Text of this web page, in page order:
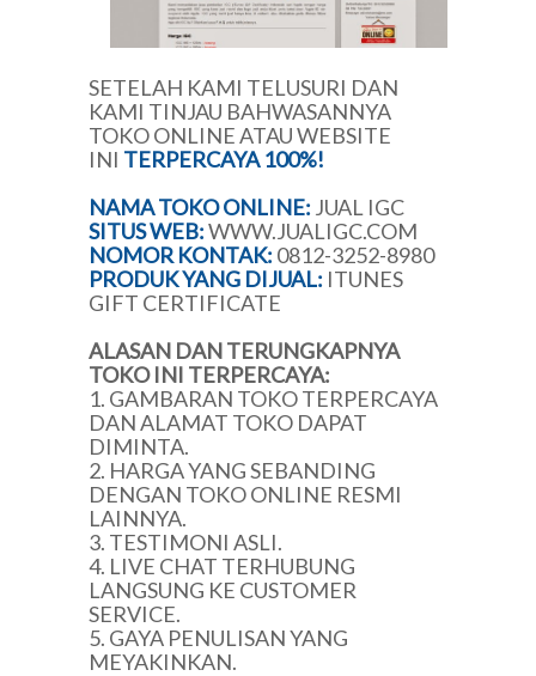
SETELAH KAMI TELUSURI DAN
KAMI TINJAU BAHWASANNYA
TOKO ONLINE ATAU WEBSITE
INI TERPERCAYA 100%!
NAMA TOKO ONLINE: JUAL IGC
SITUS WEB:WWW.JUALIGC.COM
NOMOR KONTAK: 0812-3252-8980
PRODUK YANG DIJUAL: ITUNES
GIFT CERTIFICATE
ALASAN DAN TERUNGKAPNYA
TOKO INI TERPERCAYA:
1. GAMBARAN TOKO TERPERCAYA
DAN ALAMAT TOKO DAPAT
DIMINTA.
2. HARGA YANG SEBANDING
DENGAN TOKO ONLINE RESMI
LAINNYA.
3. TESTIMONI ASLI.
4. LIVE CHAT TERHUBUNG
LANGSUNG KE CUSTOMER
SERVICE.
5. GAYA PENULISAN YANG
MEYAKINKAN.